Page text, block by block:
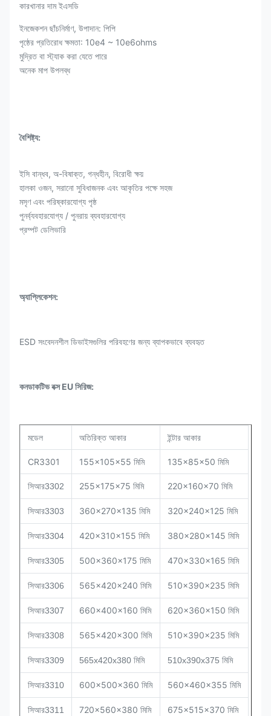
কারখানার দাম ইএসডি
ইনজেকশন ছাঁচনির্মাণ, উপাদান: পিপি
পৃষ্ঠের প্রতিরোধ ক্ষমতা: 10e4 ~ 10e6ohms
মুদ্রিত বা স্ট্যাক করা যেতে পারে
অনেক মাপ উপলব্ধ
বৈশিষ্ট্য:
ইসি বান্ধব, অ-বিষাক্ত, গন্ধহীন, বিরোধী ক্ষয়
হালকা ওজন, সরানো সুবিধাজনক এবং আকৃতির পক্ষে সহজ
মসৃণ এবং পরিষ্কারযোগ্য পৃষ্ঠ
পুনর্ব্যবহারযোগ্য / পুনরায় ব্যবহারযোগ্য
প্রম্পট ডেলিভারি
অ্যাপ্লিকেশন:
ESD সংবেদনশীল ডিভাইসগুলির পরিবহণের জন্য ব্যাপকভাবে ব্যবহৃত
কনডাকটিভ বক্স EU সিরিজ:
মডেল অতিরিক্ত আকার ইন্টার আকার
CR3301 155x105x55 মিমি 135x85x50 মিমি
সিআর3302 255x175x75 মিমি 220x160x70 মিমি
সিআর3303 360x270x135 মিমি 320x240x125 মিমি
সিআর3304 420x310x155 মিমি 380x280x145 মিমি
সিআর3305 500x360x175 মিমি 470x330x165 মিমি
সিআর3306 565x420x240 মিমি 510x390x235 মিমি
সিআর3307 660x400x160 মিমি 620x360x150 মিমি
সিআর3308 565x420x300 মিমি 510x390x235 মিমি
সিআর3309 565x420x380 মিমি 510x390x375 মিমি
সিআর3310 600x500x360 মিমি 560x460x355 মিমি
সিআর3311 720x560x380 মিমি 675x515x370 মিমি